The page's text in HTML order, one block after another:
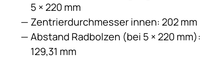
5 × 220 mm
Zentrierdurchmesser innen: 202 mm
Abstand Radbolzen (bei 5 × 220 mm):
129,31 mm